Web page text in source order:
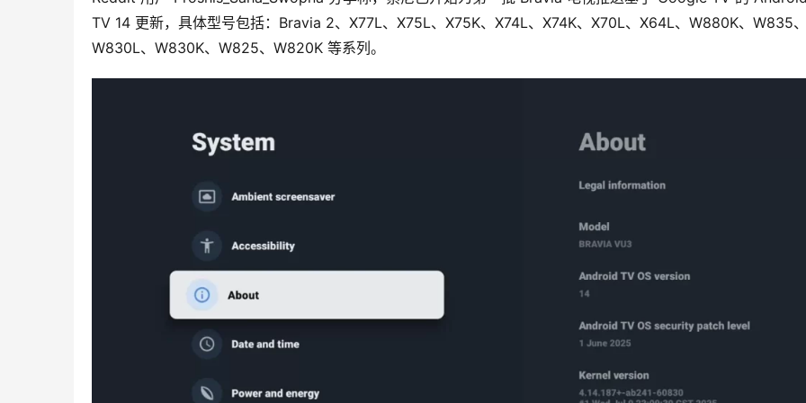
TV 14 更新，具体型号包括：Bravia 2、X77L、X75L、X75K、X74L、X74K、X70L、X64L、W880K、W835
W830L、W830K、W825、W820K 等系列。